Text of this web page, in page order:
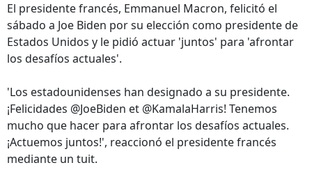
El presidente francés, Emmanuel Macron, felicitó el
sábado a Joe Biden por su elección como presidente de
Estados Unidos y le pidió actuar 'juntos' para 'afrontar
los desafíos actuales'.
'Los estadounidenses han designado a su presidente.
¡Felicidades @JoeBiden et @KamalaHarris! Tenemos
mucho que hacer para afrontar los desafíos actuales.
¡Actuemos juntos!', reaccionó el presidente francés
mediante un tuit.